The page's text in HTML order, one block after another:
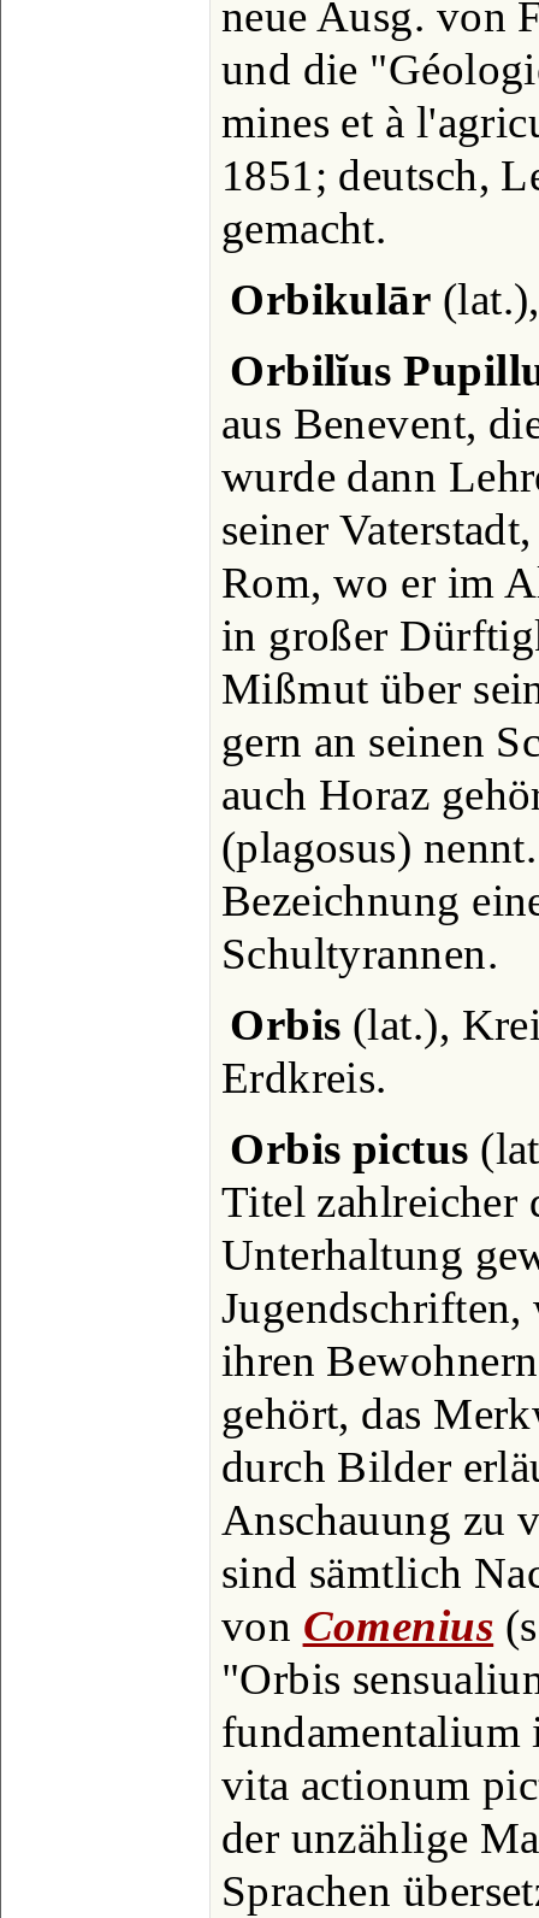
neue Ausg. von
und die
mines et à
1851; deutsch,
gemacht.
Orbikulār
Orbilĭus
aus Benevent,
wurde dann
seiner
Rom, wo er im
in großer
Mißmut über
gern an seinen
auch Horaz
(plagosus)
Bezeichnung
Schultyrannen.
Orbis (lat.),
Erdkreis.
Orbis pictus
Titel zahlreicher
Unterhaltung
ihren
gehört, das
durch Bilder
Anschauung zu
sind sämtlich
von Comenius
"Orbis
fundamentalium
vita actionum
der unzählige
Sprachen